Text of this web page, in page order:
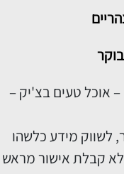
אוכל טעים בצ'יק –
לשווק מידע כלשהו
קבלת אישור מראש